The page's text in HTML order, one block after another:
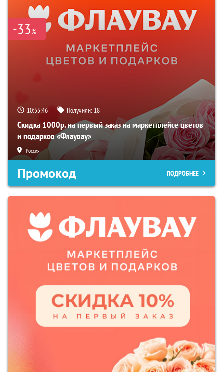
-33%
10:55:45 Получили: 18
Скидка 1000р. на первый заказ на маркетплейсе цветов
и подарков «Флаувау»
Россия
Промокод ПОДРОБНЕЕ